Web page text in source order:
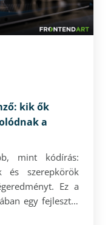
kik ők
a
mint kódírás:
és szerepkörök
Ez a
egy fejlesztő,
és miért